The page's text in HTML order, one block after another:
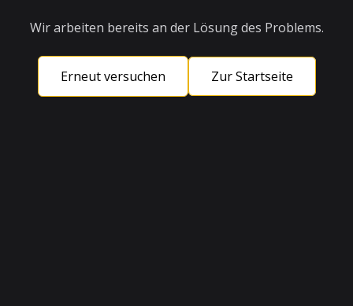
Wir arbeiten bereits an der Lösung des Problems.
Erneut versuchen Zur Startseite